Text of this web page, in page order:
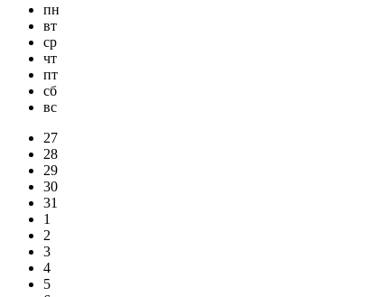
пн
вт
ср
чт
пт
сб
вс
27
28
29
30
31
1
2
3
4
5